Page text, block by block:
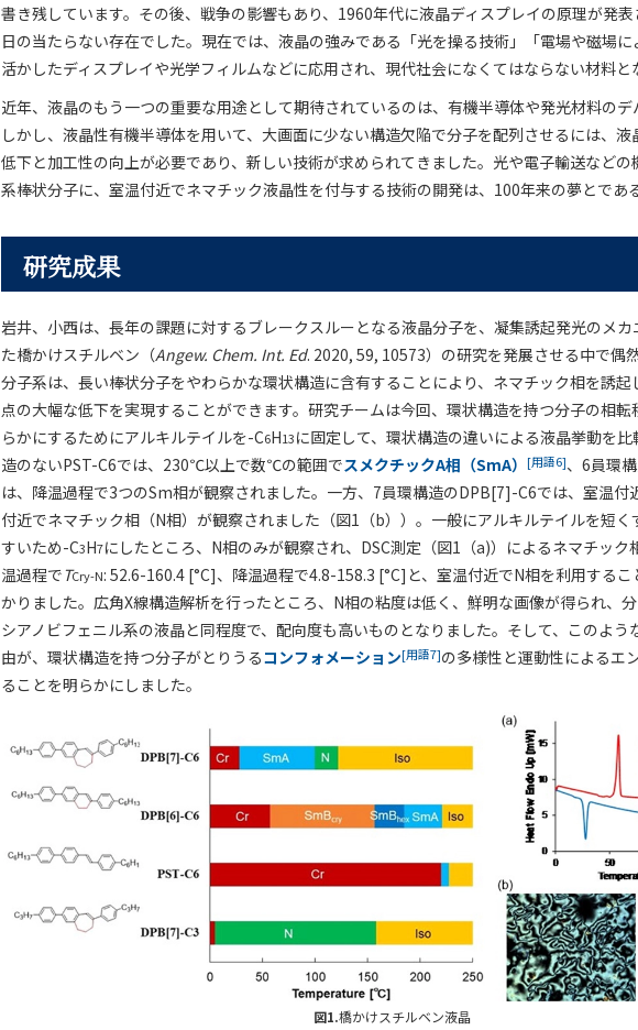
書き残しています。その後、戦争の影響もあり、1960年代に液晶ディスプレイの原理が発
日の当たらない存在でした。現在では、液晶の強みである「光を操る技術」「電場や磁場
活かしたディスプレイや光学フィルムなどに応用され、現代社会になくてはならない材料と
近年、液晶のもう一つの重要な用途として期待されているのは、有機半導体や発光材料の
しかし、液晶性有機半導体を用いて、大画面に少ない構造欠陥で分子を配列させるには、
低下と加工性の向上が必要であり、新しい技術が求められてきました。光や電子輸送など
系棒状分子に、室温付近でネマチック液晶性を付与する技術の開発は、100年来の夢とであ
研究成果
岩井、小西は、長年の課題に対するブレークスルーとなる液晶分子を、凝集誘起発光のメ
た橋かけスチルベン（Angew. Chem. Int. Ed. 2020, 59, 10573）の研究を発展させる中で偶
分子系は、長い棒状分子をやわらかな環状構造に含有することにより、ネマチック相を誘
点の大幅な低下を実現することができます。研究チームは今回、環状構造を持つ分子の相
らかにするためにアルキルテイルを-C6H13に固定して、環状構造の違いによる液晶挙動を
造のないPST-C6では、230℃以上で数℃の範囲でスメクチックA相（SmA） [用語6]、6員環
は、降温過程で3つのSm相が観察されました。一方、7員環構造のDPB[7]-C6では、室温
付近でネマチック相（N相）が観察されました（図1（b））。一般にアルキルテイルを短
すいため-C3H7にしたところ、N相のみが観察され、DSC測定（図1（a)）によるネマチック
温過程でTCry-N: 52.6-160.4 [°C]、降温過程で4.8-158.3 [°C]と、室温付近でN相を利用する
かりました。広角X線構造解析を行ったところ、N相の粘度は低く、鮮明な画像が得られ、
シアノビフェニル系の液晶と同程度で、配向度も高いものとなりました。そして、このよう
由が、環状構造を持つ分子がとりうるコンフォメーション[用語7]の多様性と運動性によるエ
ることを明らかにしました。
図1.橋かけスチルベン液晶